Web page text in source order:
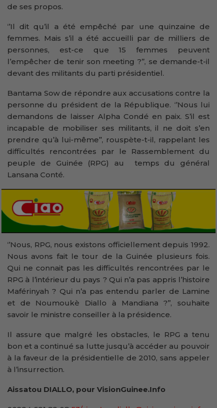
de ses propos.
‘’Il dit qu’il a été empêché par une quinzaine de
femmes. Mais s’il a été accueilli par de milliers de
personnes, est-ce que 15 femmes peuvent
l’empêcher de tenir son meeting ?’’, se demande-t-il
devant des militants du parti présidentiel.
Bantama Sow de répondre aux accusations contre la
personne du président de la République. ‘’Nous lui
demandons de laisser Alpha Condé en paix. S’il est
incapable de mobiliser ses militants, il ne doit s’en
prendre qu’à lui-même’’, rouspète-t-il, rappelant les
difficultés rencontrées par le Rassemblement du
peuple de Guinée (RPG) au temps du général
Lansana Conté.
‘’Nous, RPG, nous existons officiellement depuis 1992.
Nous avons fait le tour de la Guinée plusieurs fois.
Qui ne connait pas les difficultés rencontrées par le
RPG à l’intérieur du pays ? Qui n’a pas appris l’histoire
Maférinyah ? Qui n’a pas entendu parler de Lamine
et de Noumoukè Diallo à Mandiana ?’’, souhaite
savoir le ministre conseiller à la présidence.
Il assure que malgré les obstacles, le RPG a tenu
bon et a continué sa lutte jusqu’à accéder au pouvoir
à la faveur de la présidentielle de 2010, sans appeler
à l’insurrection.
Aissatou DIALLO, pour VisionGuinee.Info